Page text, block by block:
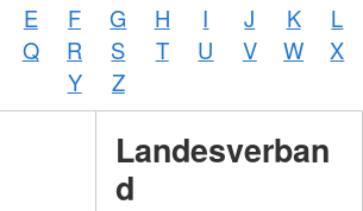
E F G H I J K
L
Q R S T U V W
X
Y
Z
Landesverban
d